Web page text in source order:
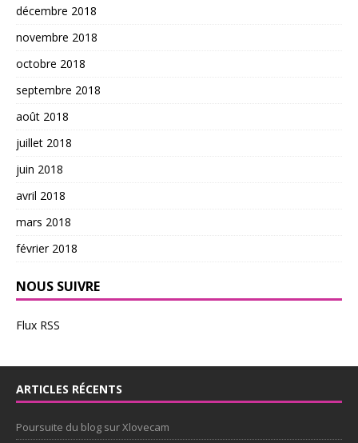
décembre 2018
novembre 2018
octobre 2018
septembre 2018
août 2018
juillet 2018
juin 2018
avril 2018
mars 2018
février 2018
NOUS SUIVRE
Flux RSS
ARTICLES RÉCENTS
Poursuite du blog sur Xlovecam